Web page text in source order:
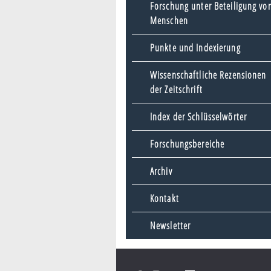
Forschung unter Beteiligung
Menschen
Punkte und Indexierung
Wissenschaftliche Rezensionen
der Zeitschrift
Index der Schlüsselwörter
Forschungsbereiche
Archiv
Kontakt
Newsletter